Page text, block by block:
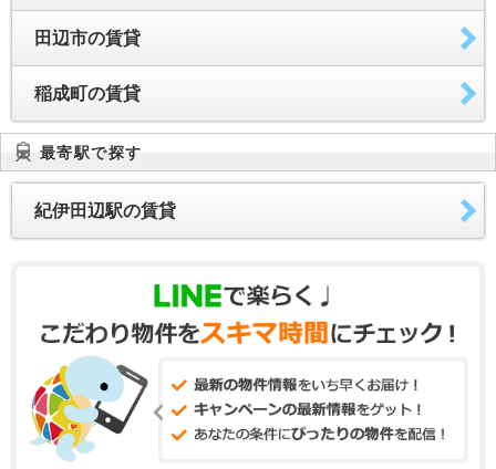
田辺市の賃貸
稲成町の賃貸
最寄駅で探す
紀伊田辺駅の賃貸